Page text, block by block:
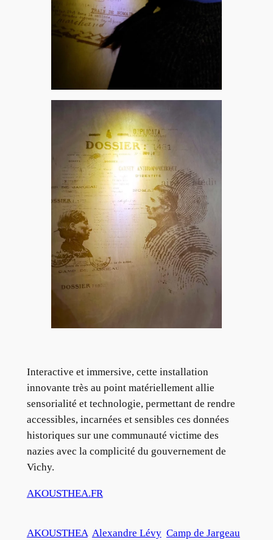
Interactive et immersive, cette installation
innovante très au point matériellement allie
sensorialité et technologie, permettant de rendre
accessibles, incarnées et sensibles ces données
historiques sur une communauté victime des
nazies avec la complicité du gouvernement de
Vichy.
AKOUSTHEA.FR
AKOUSTHEA Alexandre Lévy Camp de Jargeau